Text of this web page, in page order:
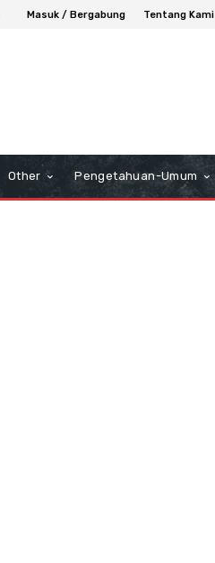
Masuk / Bergabung Tentang Kami
Other Pengetahuan-Umum